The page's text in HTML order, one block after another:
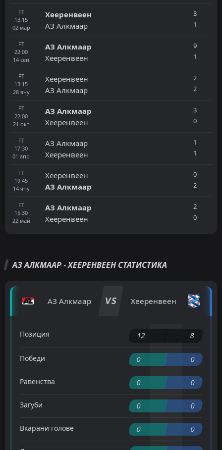
FT
13:15
02 мар
Хееренвеен
АЗ Алкмаар
3
1
FT
22:00
14 сеп
АЗ Алкмаар
Хееренвеен
9
1
FT
13:15
28 яну
Хееренвеен
АЗ Алкмаар
2
2
FT
22:00
21 окт
АЗ Алкмаар
Хееренвеен
3
0
FT
17:30
01 апр
АЗ Алкмаар
Хееренвеен
1
1
FT
19:45
14 яну
Хееренвеен
АЗ Алкмаар
0
2
FT
15:30
22 май
АЗ Алкмаар
Хееренвеен
2
0
АЗ АЛКМААР - ХЕЕРЕНВЕЕН СТАТИСТИКА
АЗ Алкмаар VS Хееренвеен
Позиция 12 8
Победи 0 0
Равенства 0 0
Загуби 0 0
Вкарани голове 0 0